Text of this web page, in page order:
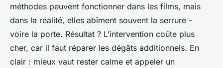
méthodes peuvent fonctionner dans les films, mais
dans la réalité, elles abîment souvent la serrure -
voire la porte. Résultat ? L’intervention coûte plus
cher, car il faut réparer les dégâts additionnels. En
clair : mieux vaut rester calme et appeler un